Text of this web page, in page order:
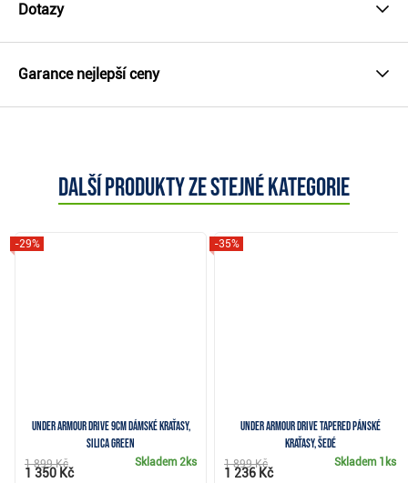
Dotazy
Garance nejlepší ceny
Další produkty ze stejné kategorie
Under Armour Drive 9cm dámské kraťasy,
silica green
-29%
Skladem2ks
1 899 Kč
1 350 Kč
Under Armour Drive Tapered pánské
kraťasy, šedé
-35%
Skladem 1ks
1 899 Kč
1 236 Kč